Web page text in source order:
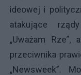
ideowej i
atakujące
„Uważam
przeciwnika
„Newsweek”.